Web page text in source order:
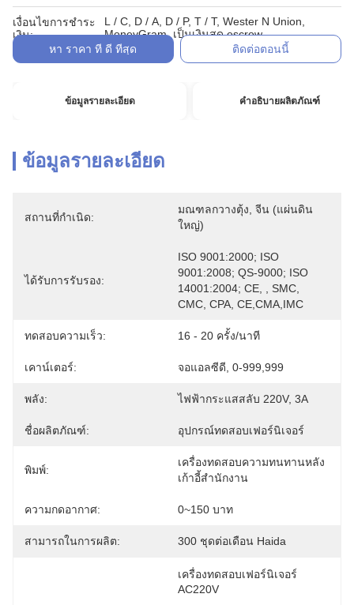
เงื่อนไขการชำระ
เงิน:
L / C, D / A, D / P, T / T, Wester N Union,
MoneyGram, เป็นเงินสด escrow
หา ราคา ที่ ดี ที่สุด
ติดต่อตอนนี้
ข้อมูลรายละเอียด คำอธิบายผลิตภัณฑ์
ข้อมูลรายละเอียด
สถานที่กำเนิด:
มณฑลกวางตุ้ง, จีน (แผ่นดิน
ใหญ่)
ได้รับการรับรอง:
ISO 9001:2000; ISO
9001:2008; QS-9000; ISO
14001:2004; CE, , SMC,
CMC, CPA, CE,CMA,IMC
ทดสอบความเร็ว: 16 - 20 ครั้ง/นาที
เคาน์เตอร์: จอแอลซีดี, 0-999,999
พลัง: ไฟฟ้ากระแสสลับ 220V, 3A
ชื่อผลิตภัณฑ์: อุปกรณ์ทดสอบเฟอร์นิเจอร์
พิมพ์:
เครื่องทดสอบความทนทานหลัง
เก้าอี้สำนักงาน
ความกดอากาศ: 0~150 บาท
สามารถในการผลิต: 300 ชุดต่อเดือน Haida
เครื่องทดสอบเฟอร์นิเจอร์
AC220V